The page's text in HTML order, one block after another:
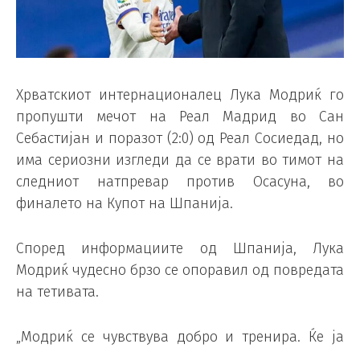
Хрватскиот интернационалец Лука Модриќ го
пропушти мечот на Реал Мадрид во Сан
Себастијан и поразот (2:0) од Реал Сосиедад, но
има сериозни изгледи да се врати во тимот на
следниот натпревар против Осасуна, во
финалето на Купот на Шпанија.
Според информациите од Шпанија, Лука
Модриќ чудесно брзо се опоравил од повредата
на тетивата.
„Модриќ се чувствува добро и тренира. Ќе ја